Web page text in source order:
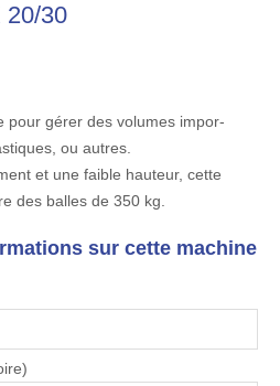
20/30
pour gérer des volumes impor-
ou autres.
et une faible hauteur, cette
des balles de 350 kg.
sur cette machine